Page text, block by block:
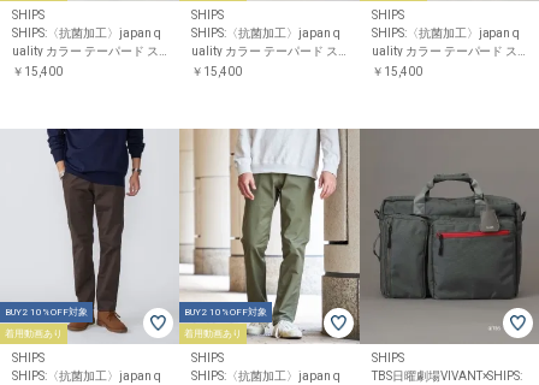
SHIPS
SHIPS:〈抗菌加工〉japan q
uality カラー テーパード ス
リム チノパンツ
￥15,400
SHIPS
SHIPS:〈抗菌加工〉japan q
uality カラー テーパード ス
リム チノパンツ
￥15,400
SHIPS
SHIPS:〈抗菌加工〉japan q
uality カラー テーパード ス
リム チノパンツ
￥15,400
BUY2 10%OFF対象
着用動画あり
SHIPS
SHIPS:〈抗菌加工〉japan q
BUY2 10%OFF対象
着用動画あり
SHIPS
SHIPS:〈抗菌加工〉japan q
SHIPS
TBS日曜劇場VIVANT×SHIPS: